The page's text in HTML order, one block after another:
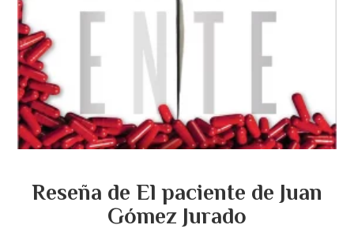
Reseña de El paciente de Juan
Gómez Jurado